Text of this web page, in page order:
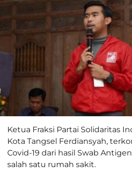
Ketua Fraksi Partai Solidaritas
Kota Tangsel Ferdiansyah,
Covid-19 dari hasil Swab
salah satu rumah sakit.